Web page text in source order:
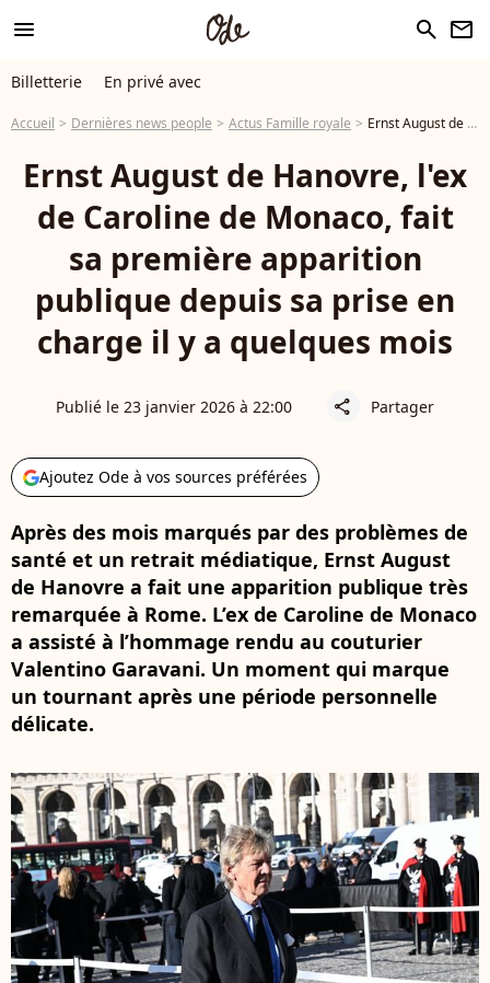
menu search newsletter
Billetterie En privé avec
Accueil Dernières news people Actus Famille royale Ernst August de Hanovre, l'ex de Caroline de Monaco, fait sa première apparition publique depuis sa prise en charge il y a quelques mois
Ernst August de Hanovre, l'ex
de Caroline de Monaco, fait
sa première apparition
publique depuis sa prise en
charge il y a quelques mois
Publié le 23 janvier 2026 à 22:00 share Partager
Ajoutez Ode à vos sources préférées
Après des mois marqués par des problèmes de
santé et un retrait médiatique, Ernst August
de Hanovre a fait une apparition publique très
remarquée à Rome. L’ex de Caroline de Monaco
a assisté à l’hommage rendu au couturier
Valentino Garavani. Un moment qui marque
un tournant après une période personnelle
délicate.